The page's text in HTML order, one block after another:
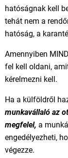
hatóságnak kell
tehát nem a
hatóság, a
Amennyiben
fel kell oldani,
kérelmezni kell.
Ha a külföldről
munkavállaló az
megfelel, a
engedélyezheti,
végezze.